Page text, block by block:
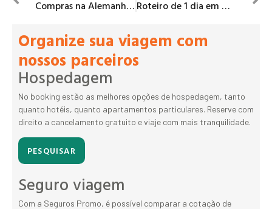
Compras na Alemanha, os melhores outlets Roteiro de 1 dia em Milão, Itália
Organize sua viagem com
nossos parceiros
Hospedagem
No booking estão as melhores opções de hospedagem, tanto
quanto hotéis, quanto apartamentos particulares. Reserve com
direito a cancelamento gratuito e viaje com mais tranquilidade.
PESQUISAR
Seguro viagem
Com a Seguros Promo, é possível comparar a cotação de